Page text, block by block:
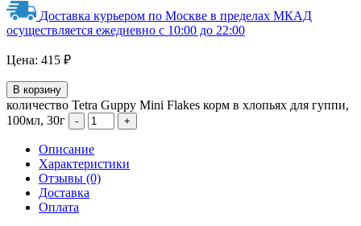
Доставка курьером по Москве в пределах МКАД
осуществляется ежедневно с 10:00 до 22:00
Цена: 415 ₽
В корзину
количество Tetra Guppy Mini Flakes корм в хлопьях для гуппи,
100мл, 30г
Описание
Характеристики
Отзывы (0)
Доставка
Оплата